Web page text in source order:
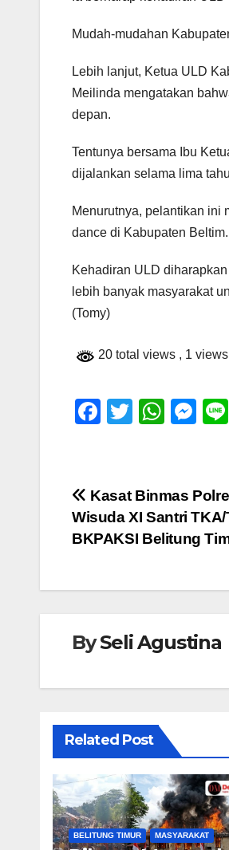
Mudah-mudahan
Lebih lanjut, Ketua ULD
Meilinda mengatakan
depan.
Tentunya bersama Ibu
dijalankan selama lima
Menurutnya, pelantikan ini
dance di Kabupaten Beltim.
Kehadiran ULD
lebih banyak masyarakat
(Tomy)
20 total views , 1
F
e
b
o
k
T
er
W
s
A
p
M
e
n
g
Navigasi
pos
Kasat Binmas
Wisuda XI Santri TKA/
BKPAKSI Belitung
BySeli Agustina
Related Post
BELITUNG TIMUR MASYARAKAT